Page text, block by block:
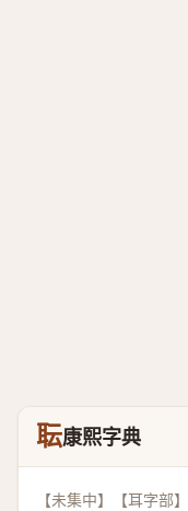
耺康熙字典
【未集中】【耳字部